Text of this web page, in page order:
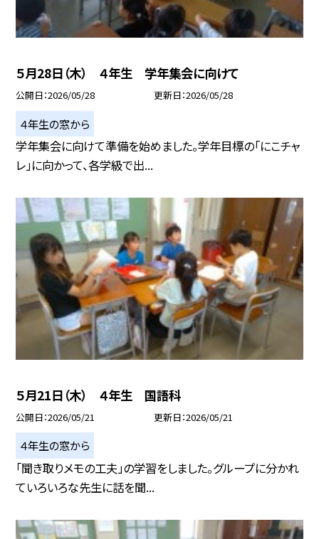
５月28日（木） ４年生 学年集会に向けて
公開日 2026/05/28 更新日 2026/05/28
４年生の窓から
学年集会に向けて準備を始めました。学年目標の「にこチャ
レ」に向かって、各学級で出...
５月21日（木） ４年生 国語科
公開日 2026/05/21 更新日 2026/05/21
４年生の窓から
「聞き取りメモの工夫」の学習をしました。グループに分かれ
ていろいろな先生に話を聞...